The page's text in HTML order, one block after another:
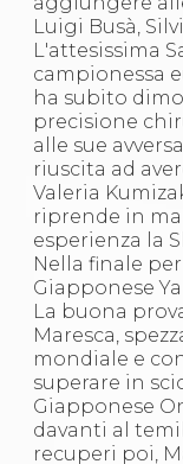
Luigi Busà,
L'attesissima
campionessa
ha subito
precisione
alle sue
riuscita ad
Valeria
riprende in
esperienza la
Nella finale
Giapponese
La buona
Maresca,
mondiale e
superare in
Giapponese
davanti al
recuperi poi,